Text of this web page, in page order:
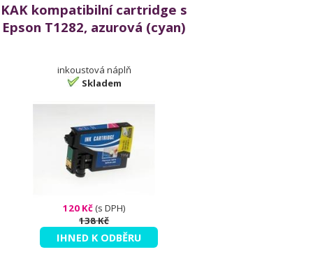
KAK kompatibilní cartridge s
Epson T1282, azurová (cyan)
inkoustová náplň
Skladem
120 Kč(s DPH)
138 Kč
IHNED K ODBĚRU